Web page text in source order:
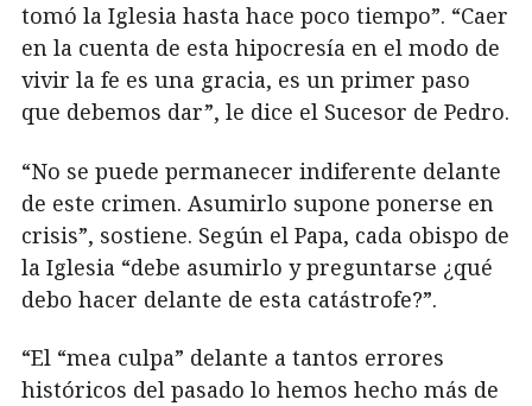
tomó la Iglesia hasta hace poco tiempo”. “Caer
en la cuenta de esta hipocresía en el modo de
vivir la fe es una gracia, es un primer paso
que debemos dar”, le dice el Sucesor de Pedro.
“No se puede permanecer indiferente delante
de este crimen. Asumirlo supone ponerse en
crisis”, sostiene. Según el Papa, cada obispo de
la Iglesia “debe asumirlo y preguntarse ¿qué
debo hacer delante de esta catástrofe?”.
“El “mea culpa” delante a tantos errores
históricos del pasado lo hemos hecho más de